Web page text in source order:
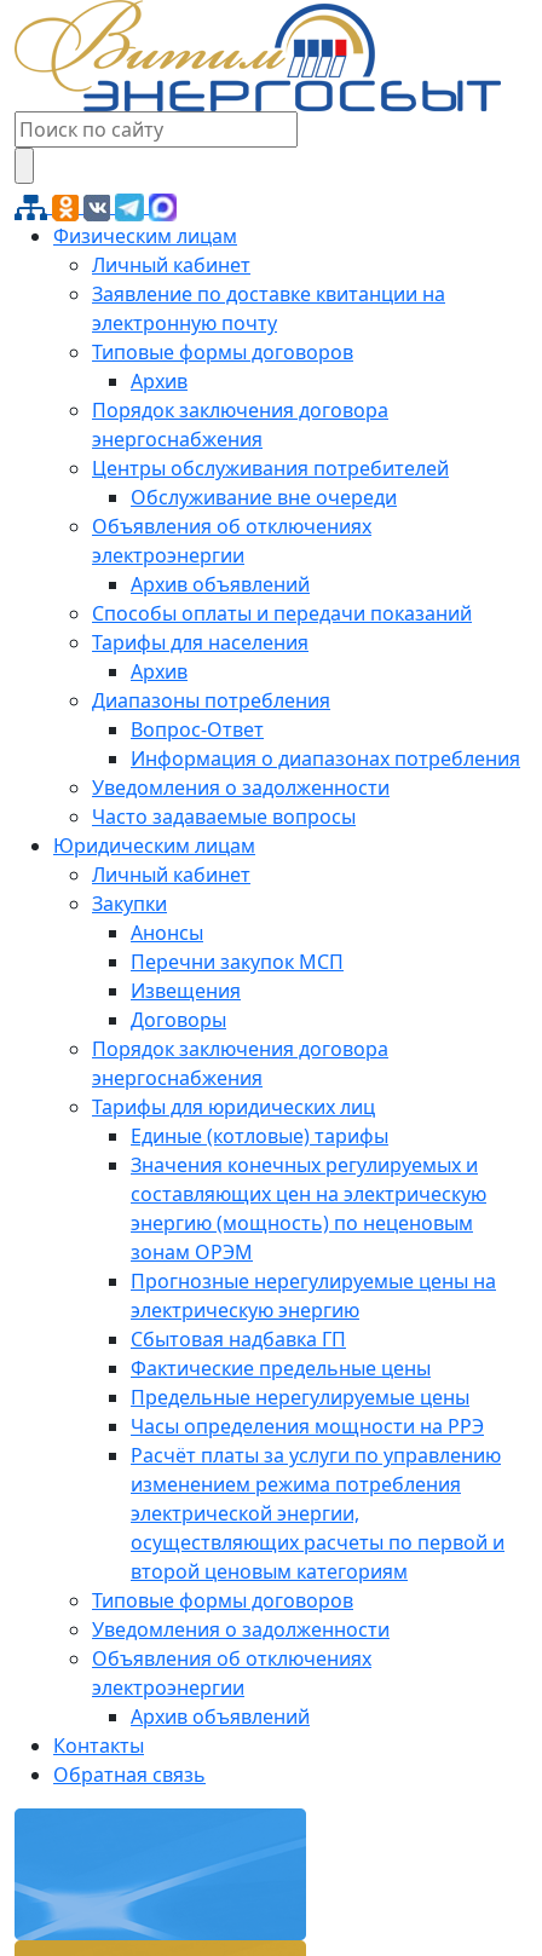
Физическим лицам
Личный кабинет
Заявление по доставке квитанции на
электронную почту
Типовые формы договоров
Архив
Порядок заключения договора
энергоснабжения
Центры обслуживания потребителей
Обслуживание вне очереди
Объявления об отключениях
электроэнергии
Архив объявлений
Способы оплаты и передачи показаний
Тарифы для населения
Архив
Диапазоны потребления
Вопрос-Ответ
Информация о диапазонах потребления
Уведомления о задолженности
Часто задаваемые вопросы
Юридическим лицам
Личный кабинет
Закупки
Анонсы
Перечни закупок МСП
Извещения
Договоры
Порядок заключения договора
энергоснабжения
Тарифы для юридических лиц
Единые (котловые) тарифы
Значения конечных регулируемых и
составляющих цен на электрическую
энергию (мощность) по неценовым
зонам ОРЭМ
Прогнозные нерегулируемые цены на
электрическую энергию
Сбытовая надбавка ГП
Фактические предельные цены
Предельные нерегулируемые цены
Часы определения мощности на РРЭ
Расчёт платы за услуги по управлению
изменением режима потребления
электрической энергии,
осуществляющих расчеты по первой и
второй ценовым категориям
Типовые формы договоров
Уведомления о задолженности
Объявления об отключениях
электроэнергии
Архив объявлений
Контакты
Обратная связь